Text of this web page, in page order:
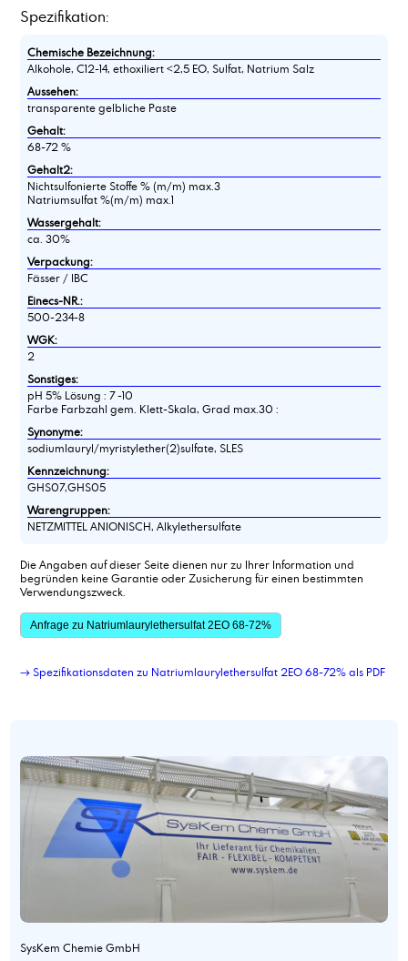
Spezifikation:
Chemische Bezeichnung:
Alkohole, C12-14, ethoxiliert <2,5 EO, Sulfat, Natrium Salz
Aussehen:
transparente gelbliche Paste
Gehalt:
68-72 %
Gehalt2:
Nichtsulfonierte Stoffe % (m/m) max.3
Natriumsulfat %(m/m) max.1
Wassergehalt:
ca. 30%
Verpackung:
Fässer / IBC
Einecs-NR.:
500-234-8
WGK:
2
Sonstiges:
pH 5% Lösung : 7 -10
Farbe Farbzahl gem. Klett-Skala, Grad max.30 :
Synonyme:
sodiumlauryl/myristylether(2)sulfate, SLES
Kennzeichnung:
GHS07,GHS05
Warengruppen:
NETZMITTEL ANIONISCH, Alkylethersulfate
Die Angaben auf dieser Seite dienen nur zu Ihrer Information und
begründen keine Garantie oder Zusicherung für einen bestimmten
Verwendungszweck.
Anfrage zu Natriumlaurylethersulfat 2EO 68-72%
→ Spezifikationsdaten zu Natriumlaurylethersulfat 2EO 68-72% als PDF
SysKem Chemie GmbH